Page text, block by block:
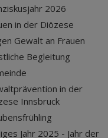
2026
in der Diözese
Gewalt an Frauen
Begleitung
in der
Innsbruck
Jahr 2025 - Jahr der